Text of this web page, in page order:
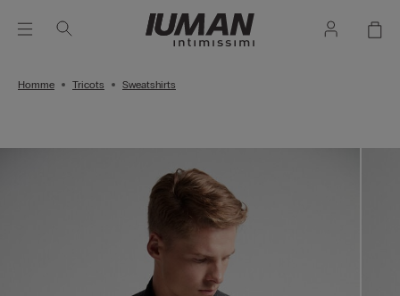
Homme Tricots Sweatshirts